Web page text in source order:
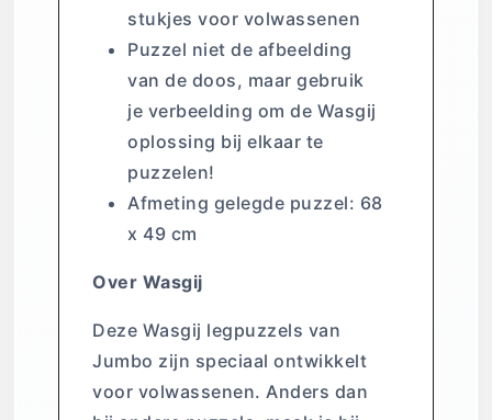
stukjes voor volwassenen
Puzzel niet de afbeelding
van de doos, maar gebruik
je verbeelding om de Wasgij
oplossing bij elkaar te
puzzelen!
Afmeting gelegde puzzel: 68
x 49 cm
Over Wasgij
Deze Wasgij legpuzzels van
Jumbo zijn speciaal ontwikkelt
voor volwassenen. Anders dan